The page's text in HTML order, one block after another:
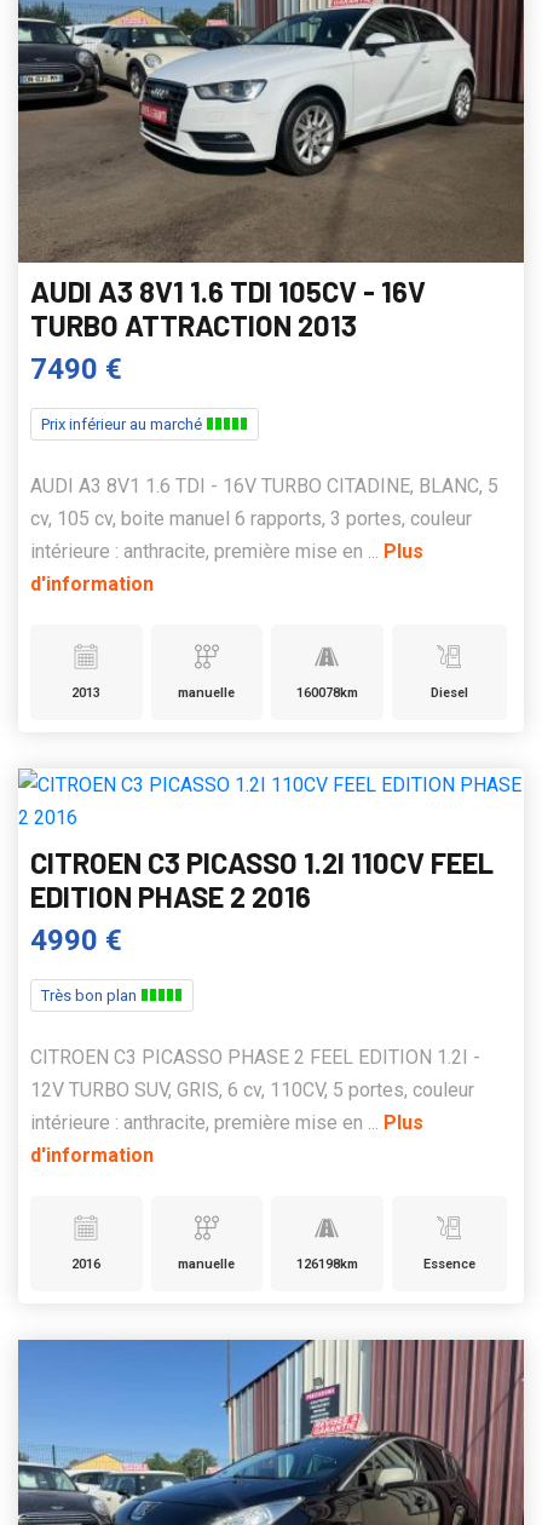
AUDI A3 8V1 1.6 TDI 105CV - 16V
TURBO ATTRACTION 2013
7490 €
Prix inférieur au marché
AUDI A3 8V1 1.6 TDI - 16V TURBO CITADINE, BLANC, 5
cv, 105 cv, boite manuel 6 rapports, 3 portes, couleur
intérieure : anthracite, première mise en ... Plus
d'information
2013 manuelle 160078km Diesel
CITROEN C3 PICASSO 1.2I 110CV FEEL
EDITION PHASE 2 2016
4990 €
Très bon plan
CITROEN C3 PICASSO PHASE 2 FEEL EDITION 1.2I -
12V TURBO SUV, GRIS, 6 cv, 110CV, 5 portes, couleur
intérieure : anthracite, première mise en ... Plus
d'information
2016 manuelle 126198km Essence